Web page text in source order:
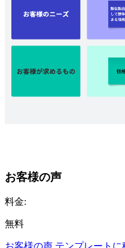
お客様の声
料金:
無料